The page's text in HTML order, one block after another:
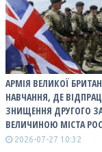
АРМІЯ ВЕЛИКОЇ
НАВЧАННЯ, ДЕ
ЗНИЩЕННЯ ДРУГОГО
ВЕЛИЧИНОЮ МІСТА
2026-07-27 10:32